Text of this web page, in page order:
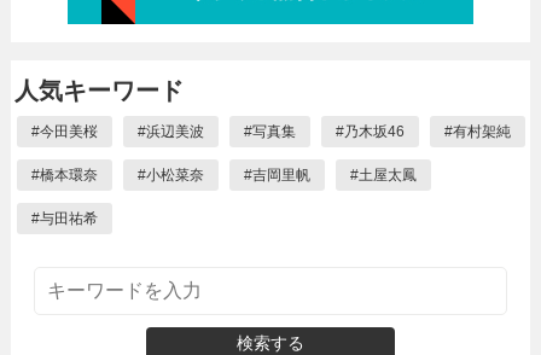
人気キーワード
#今田美桜 #浜辺美波 #写真集 #乃木坂46 #有村架純
#橋本環奈 #小松菜奈 #吉岡里帆 #土屋太鳳
#与田祐希
検索する